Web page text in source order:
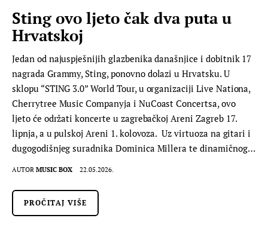
Sting ovo ljeto čak dva puta u
Hrvatskoj
Jedan od najuspješnijih glazbenika današnjice i dobitnik 17
nagrada Grammy, Sting, ponovno dolazi u Hrvatsku. U
sklopu “STING 3.0” World Tour, u organizaciji Live Nationa,
Cherrytree Music Companyja i NuCoast Concertsa, ovo
ljeto će održati koncerte u zagrebačkoj Areni Zagreb 17.
lipnja, a u pulskoj Areni 1. kolovoza. Uz virtuoza na gitari i
dugogodišnjeg suradnika Dominica Millera te dinamičnog…
AUTOR MUSIC BOX 22.05.2026.
PROČITAJ VIŠE